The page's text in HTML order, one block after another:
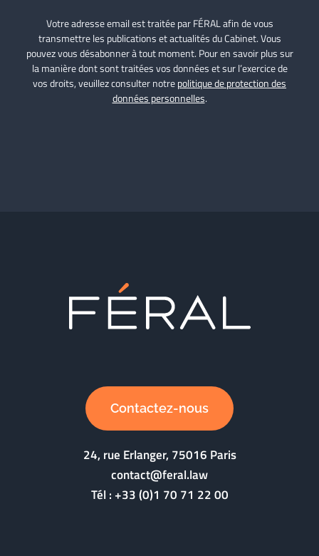
Votre adresse email est traitée par FÉRAL afin de vous
transmettre les publications et actualités du Cabinet. Vous
pouvez vous désabonner à tout moment. Pour en savoir plus sur
la manière dont sont traitées vos données et sur l’exercice de
vos droits, veuillez consulter notrepolitique de protection des
données personnelles.
Contactez-nous
24, rue Erlanger, 75016 Paris
contact@feral.law
Tél :+33 (0)1 70 71 22 00